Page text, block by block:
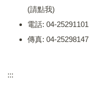
福陽特約商店
聯絡福陽
檔案下載
(請點我)
電話: 04-25291101
傳真: 04-25298147
:::